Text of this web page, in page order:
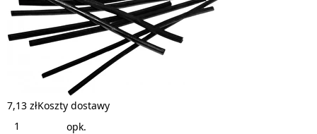
7,13 złKoszty dostawy
opk.